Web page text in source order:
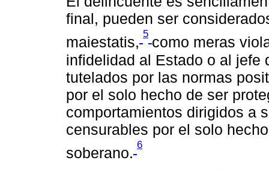
final, pueden ser
maiestatis,
5
como meras
infidelidad al Estado o al jefe
tutelados por las normas
por el solo hecho de ser
comportamientos dirigidos a
censurables por el solo
soberano.
6